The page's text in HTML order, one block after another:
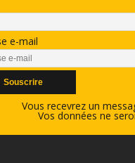
e-mail
Vous recevrez un
Vos données ne